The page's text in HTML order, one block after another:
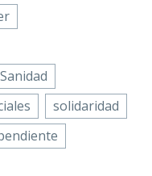
Sanidad
solidaridad